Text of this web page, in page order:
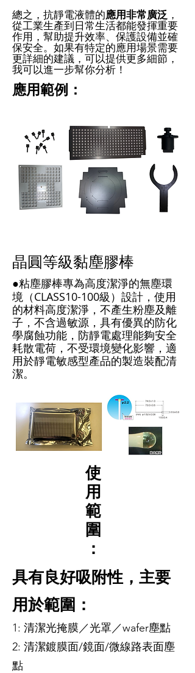
總之，抗靜電液體的應用非常廣泛 ，
從工業生產到日常生活都能發揮重要
作用，幫助提升效率、保護設備並確
保安全。如果有特定的應用場景需要
更詳細的建議，可以提供更多細節，
我可以進一步幫你分析！
應用範例：
晶圓等級黏塵膠棒
●粘塵膠棒專為高度潔淨的無塵環
境（CLASS10-100級）設計，使用
的材料高度潔淨，不產生粉塵及離
子，不含過敏源，具有優異的防化
學腐蝕功能，防靜電處理能夠安全
耗散電荷，不受環境變化影響，適
用於靜電敏感型產品的製造裝配清
潔。
使
用
範
圍
：
具有良好吸附性，主要
用於範圍：
1: 清潔光掩膜／光罩／wafer塵點
2: 清潔鍍膜面/鏡面/微線路表面塵
點